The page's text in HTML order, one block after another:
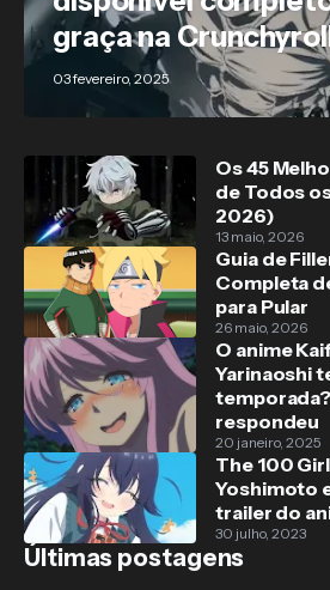
graça na
03 fevereiro, 2025
Os 45
de Todos
2026)
13 maio, 2026
Guia de
Completa
para Pular
26 maio, 2026
O anime
Yarinaoshi
respondeu
20 janeiro, 2025
The 100
Yoshimoto
trailer do
30 julho, 2023
Últimas postagens